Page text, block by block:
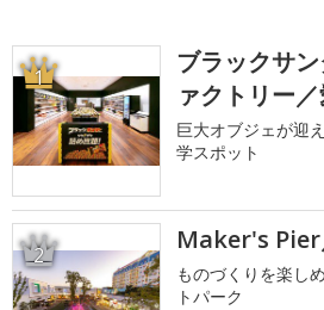
1
ブラックサ
ァクトリー
巨大オブジェが迎
学スポット
2 Maker's
ものづくりを楽し
トパーク